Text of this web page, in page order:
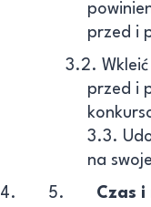
przed i
3.2. Wkleić
przed i
3.3.
na
4. 5. Czas i